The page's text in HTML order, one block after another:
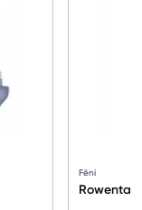
Fēni
Rowenta